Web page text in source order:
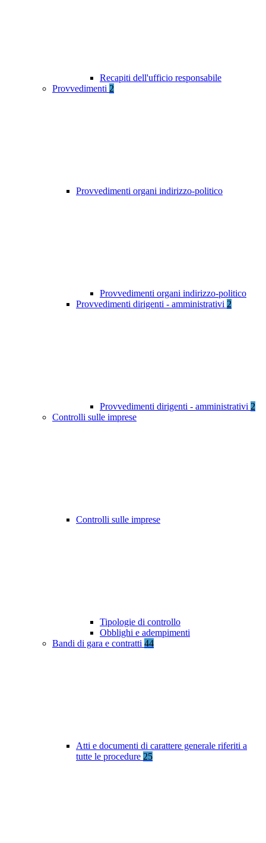
Recapiti dell'ufficio responsabile
Provvedimenti 2
Provvedimenti organi indirizzo-politico
Provvedimenti organi indirizzo-politico
Provvedimenti dirigenti - amministrativi 2
Provvedimenti dirigenti - amministrativi 2
Controlli sulle imprese
Controlli sulle imprese
Tipologie di controllo
Obblighi e adempimenti
Bandi di gara e contratti 44
Atti e documenti di carattere generale riferiti a
tutte le procedure 25